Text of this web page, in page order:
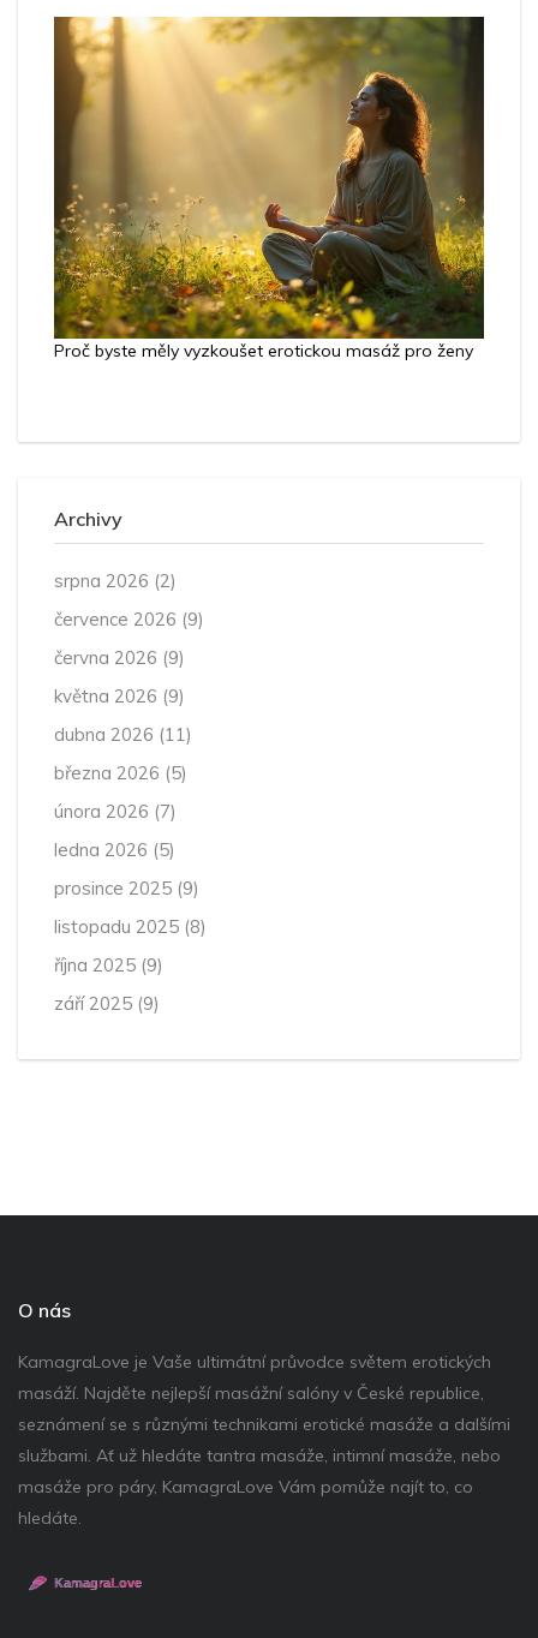
Proč byste měly vyzkoušet erotickou masáž pro ženy
Archivy
srpna 2026 (2)
července 2026 (9)
června 2026 (9)
května 2026 (9)
dubna 2026 (11)
března 2026 (5)
února 2026 (7)
ledna 2026 (5)
prosince 2025 (9)
listopadu 2025 (8)
října 2025 (9)
září 2025 (9)
O nás
KamagraLove je Vaše ultimátní průvodce světem erotických
masáží. Najděte nejlepší masážní salóny v České republice,
seznámení se s různými technikami erotické masáže a dalšími
službami. Ať už hledáte tantra masáže, intimní masáže, nebo
masáže pro páry, KamagraLove Vám pomůže najít to, co
hledáte.